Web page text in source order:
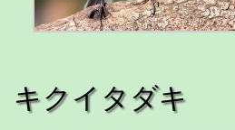
キクイタダキ